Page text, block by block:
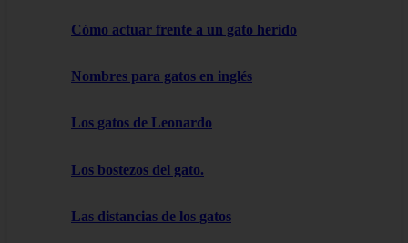
Cómo actuar frente a un gato herido
Nombres para gatos en inglés
Los gatos de Leonardo
Los bostezos del gato.
Las distancias de los gatos